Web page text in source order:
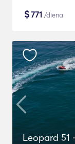
$771 /diena
Leopard 51